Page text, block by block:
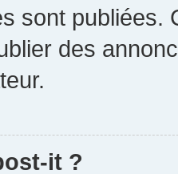
sont publiées.
des
it ?